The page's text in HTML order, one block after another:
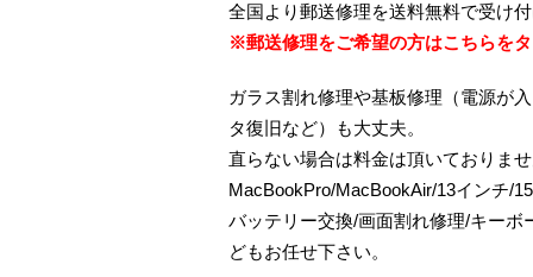
全国より郵送修理を送料無料で受け付
※郵送修理をご希望の方はこちらをタ
ガラス割れ修理や基板修理（電源が
タ復旧など）も大丈夫。
直らない場合は料金は頂いておりま
MacBookPro/MacBookAir/13インチ/
バッテリー交換/画面割れ修理/キー
どもお任せ下さい。